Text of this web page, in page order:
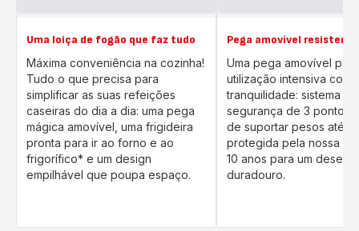
Uma loiça de fogão que faz tudo
Máxima conveniência na cozinha!
Tudo o que precisa para
simplificar as suas refeições
caseiras do dia a dia: uma pega
mágica amovível, uma frigideira
pronta para ir ao forno e ao
frigorífico* e um design
empilhável que poupa espaço.
Pega amovível resistente
Uma pega amovível para
utilização intensiva com
tranquilidade: sistema de
segurança de 3 pontos,
de suportar pesos até
protegida pela nossa
10 anos para um
duradouro.